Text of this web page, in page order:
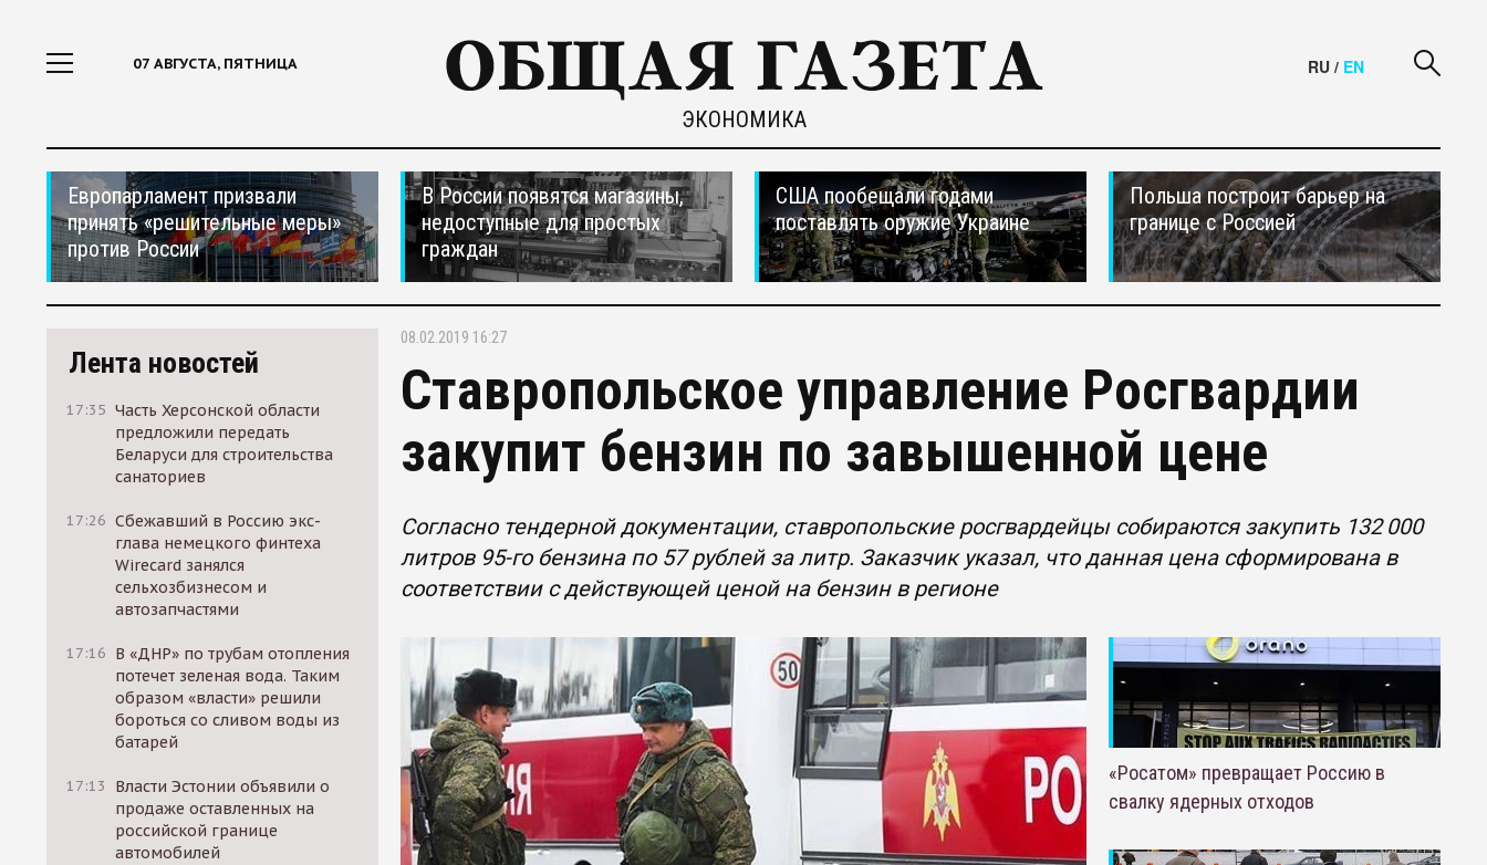
07 АВГУСТА, ПЯТНИЦА
ЭКОНОМИКА
RU / EN
Европарламент призвали
принять «решительные меры»
против России
В России появятся магазины,
недоступные для простых
граждан
США пообещали годами
поставлять оружие Украине
Польша построит барьер на
границе с Россией
Лента новостей
17:35 Часть Херсонской области
предложили передать
Беларуси для строительства
санаториев
17:26 Сбежавший в Россию экс-
глава немецкого финтеха
Wirecard занялся
сельхозбизнесом и
автозапчастями
17:16 В «ДНР» по трубам отопления
потечет зеленая вода. Таким
образом «власти» решили
бороться со сливом воды из
батарей
17:13
Власти Эстонии объявили о
продаже оставленных на
российской границе
автомобилей
08.02.2019 16:27
Ставропольское управление Росгвардии
закупит бензин по завышенной цене
Согласно тендерной документации, ставропольские росгвардейцы собираются закупить 132 000
литров 95-го бензина по 57 рублей за литр. Заказчик указал, что данная цена сформирована в
соответствии с действующей ценой на бензин в регионе
«Росатом» превращает Россию в
свалку ядерных отходов